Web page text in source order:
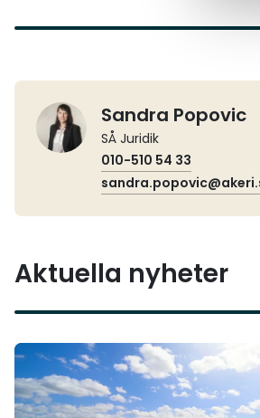
Sandra Popovic
SÅ Juridik
010-510 54 33
Aktuella nyheter
Läs mer